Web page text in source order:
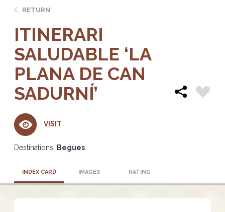
RETURN
ITINERARI
SALUDABLE ‘LA
PLANA DE CAN
SADURNÍ’
VISIT
Destinations: Begues
INDEX CARD IMAGES RATING